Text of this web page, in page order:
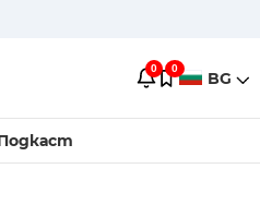
0 0 BG